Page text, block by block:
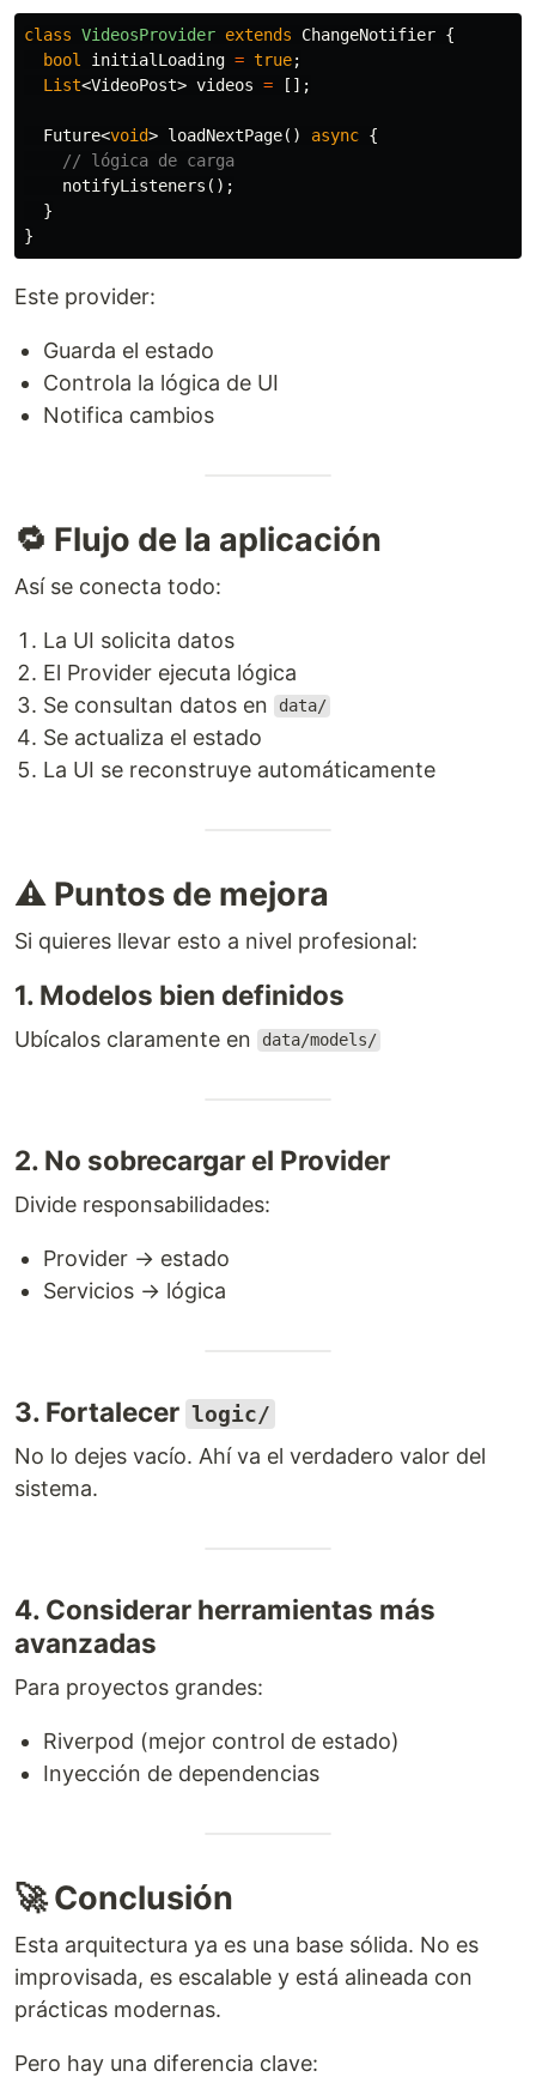
class VideosProvider extends ChangeNotifier {
bool
initialLoading = true;
List<VideoPost> videos = [];
Future<void> loadNextPage() async {
// lógica de carga
notifyListeners ();
}
}
Este provider:
Guarda el estado
Controla la lógica de UI
Notifica cambios
🔁 Flujo de la aplicación
Así se conecta todo:
La UI solicita datos
El Provider ejecuta lógica
Se consultan datos en
data/
Se actualiza el estado
La UI se reconstruye automáticamente
⚠️ Puntos de mejora
Si quieres llevar esto a nivel profesional:
1. Modelos bien definidos
Ubícalos claramente en data/models/
2. No sobrecargar el Provider
Divide responsabilidades:
Provider → estado
Servicios → lógica
3. Fortalecer logic/
No lo dejes vacío. Ahí va el verdadero valor del
sistema.
4. Considerar herramientas más
avanzadas
Para proyectos grandes:
Riverpod (mejor control de estado)
Inyección de dependencias
🚀 Conclusión
Esta arquitectura ya es una base sólida. No es
improvisada, es escalable y está alineada con
prácticas modernas.
Pero hay una diferencia clave: